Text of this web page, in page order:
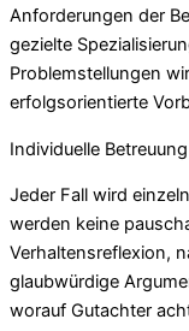
Anforderungen der
gezielte
Problemstellungen
erfolgsorientierte
Individuelle
Jeder Fall wird
werden keine
Verhaltensreflexion,
glaubwürdige
worauf Gutachter